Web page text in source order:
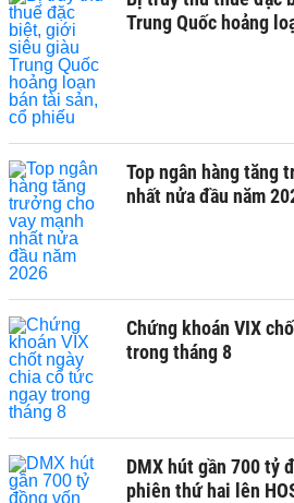
Trung Quốc hoảng
Top ngân hàng tăng
nhất nửa đầu năm
Chứng khoán VIX
trong tháng 8
DMX hút gần 700 tỷ
phiên thứ hai lên